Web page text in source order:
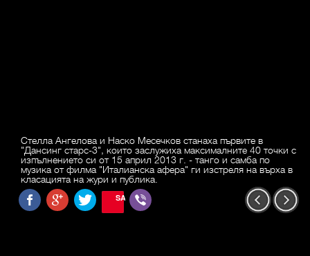
Стелла Ангелова и Наско Месечков станаха първите в
"Дансинг старс-3", които заслужиха максималните 40 точки с
изпълнението си от 15 април 2013 г. - танго и самба по
музика от филма "Италианска афера" ги изстреля на върха в
класацията на жури и публика.
SAVE